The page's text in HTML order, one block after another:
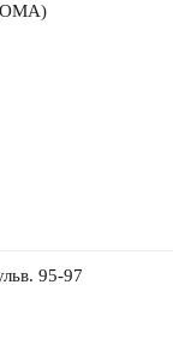
95-97